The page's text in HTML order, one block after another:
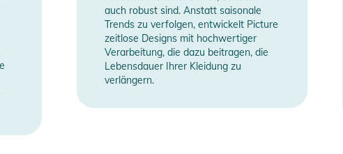
auch robust sind. Anstatt saisonale
Trends zu verfolgen, entwickelt Picture
zeitlose Designs mit hochwertiger
Verarbeitung, die dazu beitragen, die
Lebensdauer Ihrer Kleidung zu
verlängern.